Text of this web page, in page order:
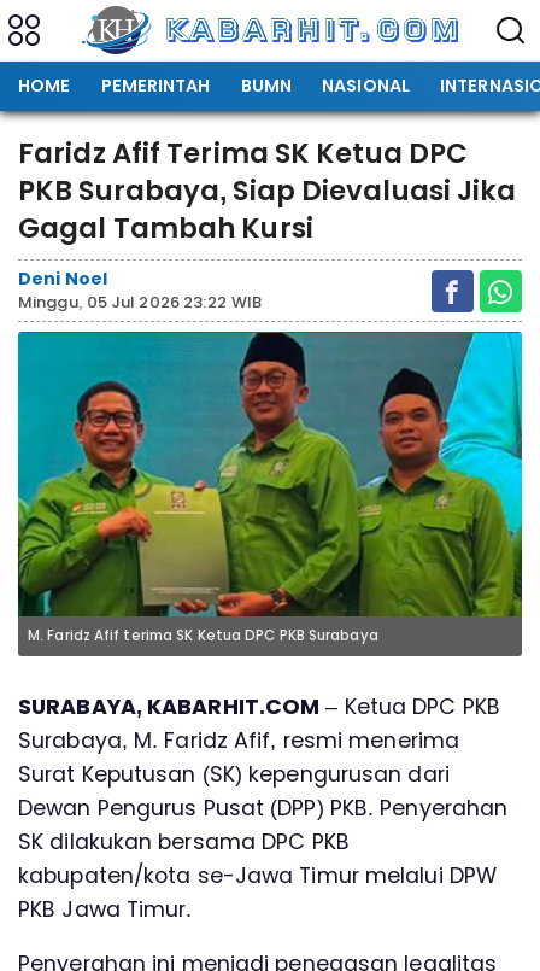
HOME PEMERINTAH BUMN NASIONAL
Faridz Afif Terima SK Ketua DPC
PKB Surabaya, Siap Dievaluasi Jika
Gagal Tambah Kursi
Deni Noel
Minggu, 05 Jul 2026 23:22 WIB
M. Faridz Afif terima SK Ketua DPC PKB Surabaya
SURABAYA, KABARHIT.COM – Ketua DPC PKB
Surabaya, M. Faridz Afif, resmi menerima
Surat Keputusan (SK) kepengurusan dari
Dewan Pengurus Pusat (DPP) PKB. Penyerahan
SK dilakukan bersama DPC PKB
kabupaten/kota se-Jawa Timur melalui DPW
PKB Jawa Timur.
Penyerahan ini menjadi penegasan legalitas